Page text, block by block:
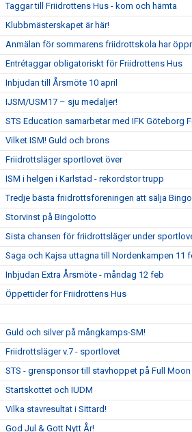
Taggar till Friidrottens Hus - kom och hämta
Klubbmästerskapet är här!
Anmälan för sommarens friidrottskola har
Entrétaggar obligatoriskt för Friidrottens Hus
Inbjudan till Årsmöte 10 april
IJSM/USM17 – sju medaljer!
STS Education samarbetar med IFK Göteborg
Vilket ISM! Guld och brons
Friidrottsläger sportlovet över
ISM i helgen i Karlstad - rekordstor trupp
Tredje bästa friidrottsföreningen att sälja
Storvinst på Bingolotto
Sista chansen för friidrottsläger under
Saga och Kajsa uttagna till Nordenkampen 11
Inbjudan Extra Årsmöte - måndag 12 feb
Öppettider för Friidrottens Hus
Guld och silver på mångkamps-SM!
Friidrottsläger v.7 - sportlovet
STS - grensponsor till stavhoppet på Full
Startskottet och IUDM
Vilka stavresultat i Sittard!
God Jul & Gott Nytt År!